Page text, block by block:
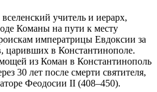
учитель и иерарх,
Команы на пути к месту
императрицы Евдоксии за
царивших в Константинополе.
из Коман в Константинополь
30 лет после смерти святителя,
Феодосии II (408–450).